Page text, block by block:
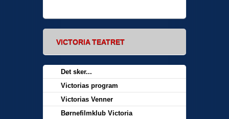
VICTORIA TEATRET
Det sker...
Victorias program
Victorias Venner
Børnefilmklub Victoria